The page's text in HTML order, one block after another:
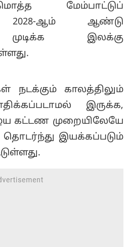
மேம்பாட்டுப்
2028-ஆம் ஆண்டு
முடிக்க இலக்கு
நடக்கும் காலத்திலும்
இருக்க,
கட்டண முறையிலேயே
தொடர்ந்து இயக்கப்படும்